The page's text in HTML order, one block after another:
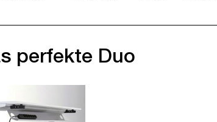
perfekte Duo